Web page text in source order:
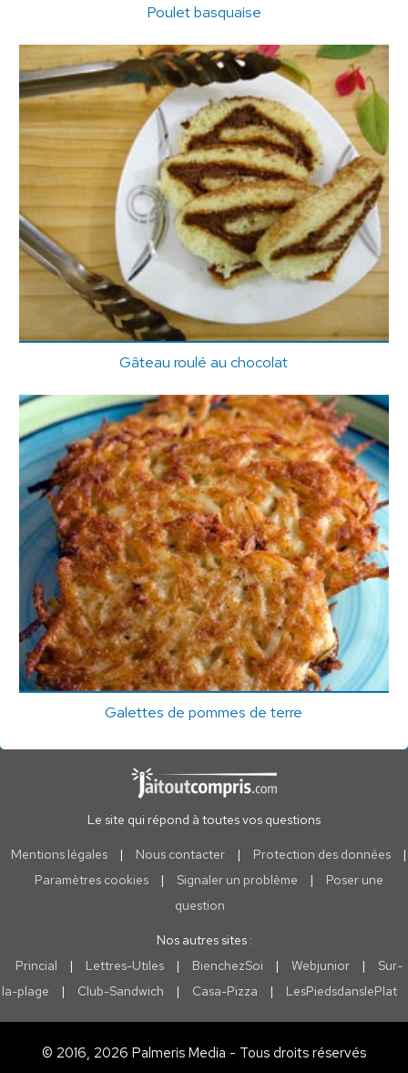
Poulet basquaise
Gâteau roulé au chocolat
Galettes de pommes de terre
Le site qui répond à toutes vos questions
Mentions légales | Nous contacter | Protection des données
|
Paramètres cookies
| Signaler un problème |
Poser une
question
Nos autres sites :
Princial
| Lettres-Utiles | BienchezSoi | Webjunior |
Sur-
la-plage
| Club-Sandwich | Casa-Pizza | LesPiedsdanslePlat
© 2016, 2026 Palmeris Media - Tous droits réservés